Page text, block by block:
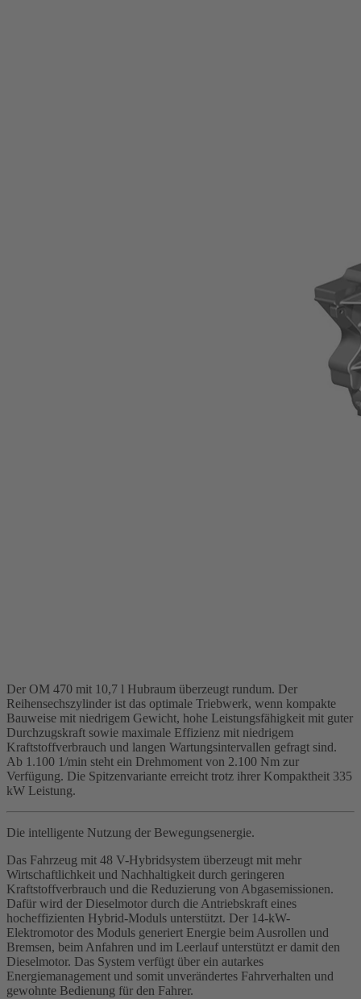
Der OM 470 mit 10,7 l Hubraum überzeugt rundum. Der
Reihensechszylinder ist das optimale Triebwerk, wenn kompakte
Bauweise mit niedrigem Gewicht, hohe Leistungsfähigkeit mit guter
Durchzugskraft sowie maximale Effizienz mit niedrigem
Kraftstoffverbrauch und langen Wartungsintervallen gefragt sind.
Ab 1.100 1/min steht ein Drehmoment von 2.100 Nm zur
Verfügung. Die Spitzenvariante erreicht trotz ihrer Kompaktheit 335
kW Leistung.
Die intelligente Nutzung der Bewegungsenergie.
Das Fahrzeug mit 48 V-Hybridsystem überzeugt mit mehr
Wirtschaftlichkeit und Nachhaltigkeit durch geringeren
Kraftstoffverbrauch und die Reduzierung von Abgasemissionen.
Dafür wird der Dieselmotor durch die Antriebskraft eines
hocheffizienten Hybrid-Moduls unterstützt. Der 14-kW-
Elektromotor des Moduls generiert Energie beim Ausrollen und
Bremsen, beim Anfahren und im Leerlauf unterstützt er damit den
Dieselmotor. Das System verfügt über ein autarkes
Energiemanagement und somit unverändertes Fahrverhalten und
gewohnte Bedienung für den Fahrer.